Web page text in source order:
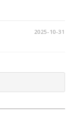
2025-10-31